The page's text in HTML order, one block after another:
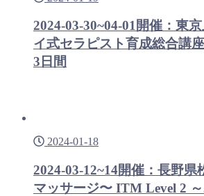
2024-03-30~04-01開催：東
イ式セラピスト育成総合講
3日間
2024-01-18
2024-03-12~14開催：長野県
マッサージ〜 ITM Level 2